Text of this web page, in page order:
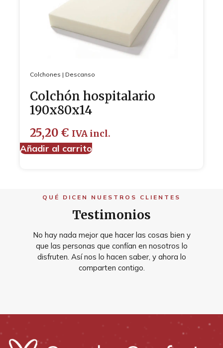
Colchones | Descanso
Colchón hospitalario
190x80x14
25,20 € IVA incl.
Añadir al carrito
QUÉ DICEN NUESTROS CLIENTES
Testimonios
No hay nada mejor que hacer las cosas bien y
que las personas que confían en nosotros lo
disfruten. Así nos lo hacen saber, y ahora lo
comparten contigo.